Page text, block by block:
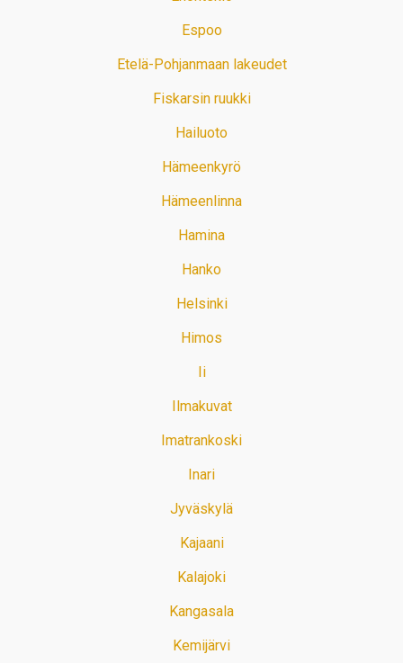
Espoo
Etelä-Pohjanmaan lakeudet
Fiskarsin ruukki
Hailuoto
Hämeenkyrö
Hämeenlinna
Hamina
Hanko
Helsinki
Himos
Ii
Ilmakuvat
Imatrankoski
Inari
Jyväskylä
Kajaani
Kalajoki
Kangasala
Kemijärvi